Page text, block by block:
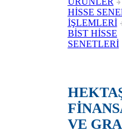
HİSSE
İŞLEMLERİ
BİST HİSSE
SENETLERİ
VE